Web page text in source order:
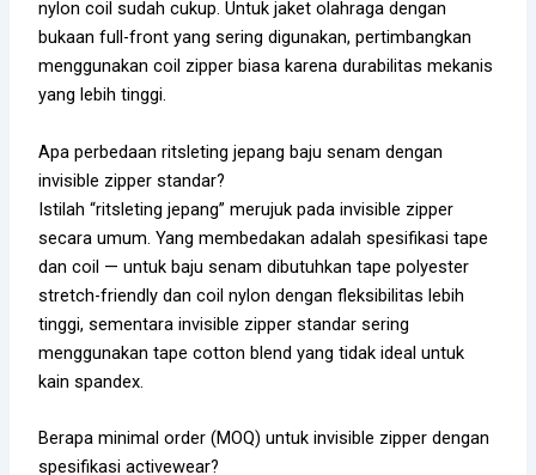
nylon coil sudah cukup. Untuk jaket olahraga dengan
bukaan full-front yang sering digunakan, pertimbangkan
menggunakan coil zipper biasa karena durabilitas mekanis
yang lebih tinggi.
Apa perbedaan ritsleting jepang baju senam dengan
invisible zipper standar?
Istilah “ritsleting jepang” merujuk pada invisible zipper
secara umum. Yang membedakan adalah spesifikasi tape
dan coil — untuk baju senam dibutuhkan tape polyester
stretch-friendly dan coil nylon dengan fleksibilitas lebih
tinggi, sementara invisible zipper standar sering
menggunakan tape cotton blend yang tidak ideal untuk
kain spandex.
Berapa minimal order (MOQ) untuk invisible zipper dengan
spesifikasi activewear?